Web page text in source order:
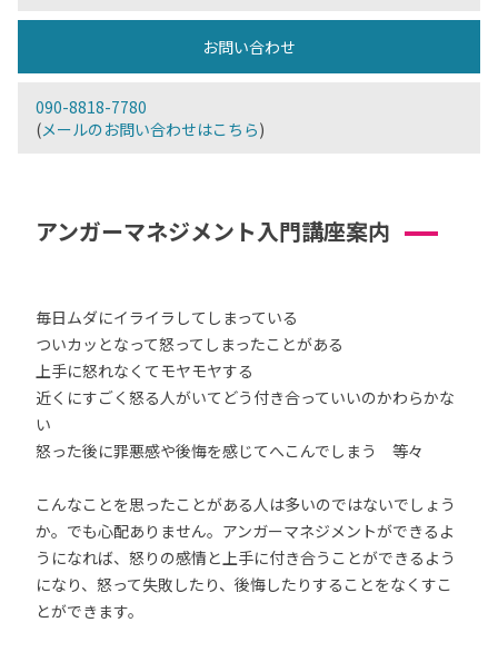
お問い合わせ
090-8818-7780
(メールのお問い合わせはこちら)
アンガーマネジメント入門講座案内
毎日ムダにイライラしてしまっている
ついカッとなって怒ってしまったことがある
上手に怒れなくてモヤモヤする
近くにすごく怒る人がいてどう付き合っていいのかわらかな
い
怒った後に罪悪感や後悔を感じてへこんでしまう 等々
こんなことを思ったことがある人は多いのではないでしょう
か。でも心配ありません。アンガーマネジメントができるよ
うになれば、怒りの感情と上手に付き合うことができるよう
になり、怒って失敗したり、後悔したりすることをなくすこ
とができます。